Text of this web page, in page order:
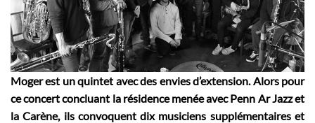
Moger est un quintet avec des envies d’extension. Alors pour
ce concert concluant la résidence menée avec Penn Ar Jazz et
la Carène, ils convoquent dix musiciens supplémentaires et